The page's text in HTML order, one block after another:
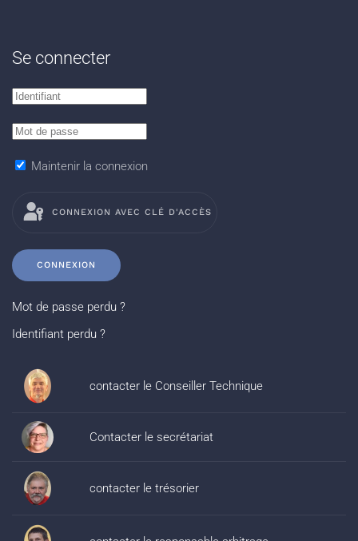
Se connecter
Maintenir la connexion
CONNEXION AVEC CLÉ D'ACCÈS
CONNEXION
Mot de passe perdu ?
Identifiant perdu ?
contacter le Conseiller Technique
Contacter le secrétariat
contacter le trésorier